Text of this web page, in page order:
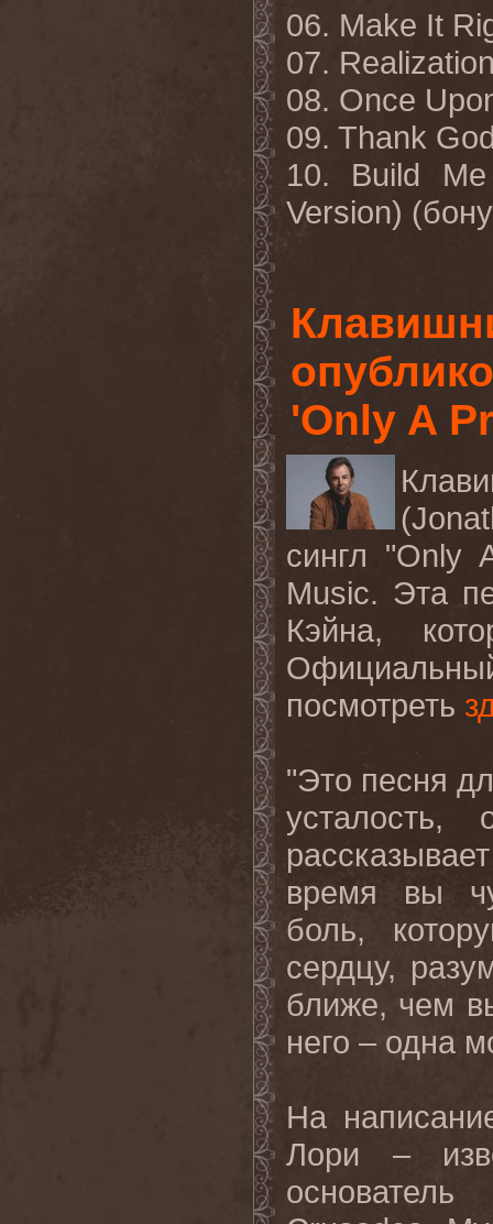
06. Make It
07.
08. Once
09. Thank
10. Build
Version) (
'Only A
сингл "Only
Music. Эта
Кэйна,
посмотреть
"Это песня
усталость,
время вы
боль,
сердцу,
ближе, чем
него – одна
На
Лори –